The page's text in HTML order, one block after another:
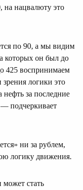
на нацвалюту это
по 90, а мы видим
которых он был до
425 воспринимаем
зрения логики это
нефть за последние
— подчеркивает
ни за рублем,
логику движения.
может стать